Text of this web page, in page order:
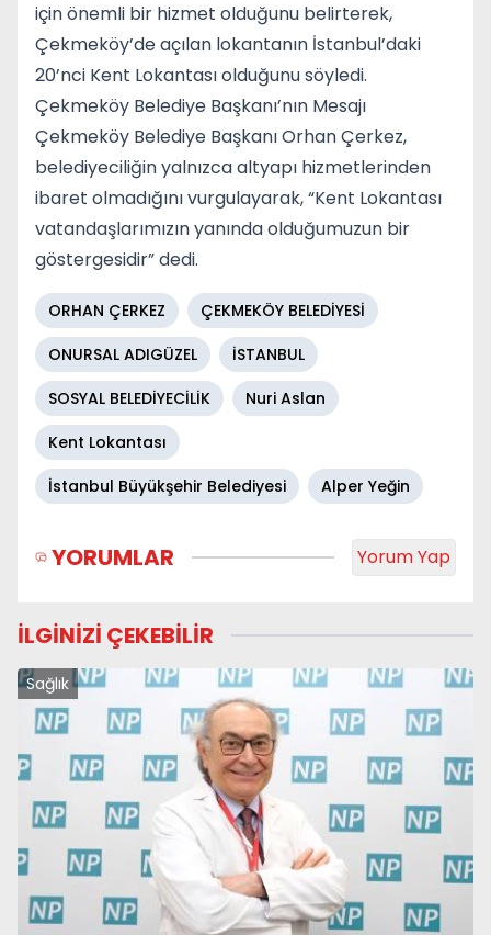
için önemli bir hizmet olduğunu belirterek,
Çekmeköy’de açılan lokantanın İstanbul’daki
20’nci Kent Lokantası olduğunu söyledi.
Çekmeköy Belediye Başkanı’nın Mesajı
Çekmeköy Belediye Başkanı Orhan Çerkez,
belediyeciliğin yalnızca altyapı hizmetlerinden
ibaret olmadığını vurgulayarak, “Kent Lokantası
vatandaşlarımızın yanında olduğumuzun bir
göstergesidir” dedi.
ORHAN ÇERKEZ
ÇEKMEKÖY BELEDİYESİ
ONURSAL ADIGÜZEL
İSTANBUL
SOSYAL BELEDİYECİLİK
Nuri Aslan
Kent Lokantası
İstanbul Büyükşehir Belediyesi
Alper Yeğin
YORUMLAR Yorum Yap
İLGİNİZİ ÇEKEBİLİR
Sağlık